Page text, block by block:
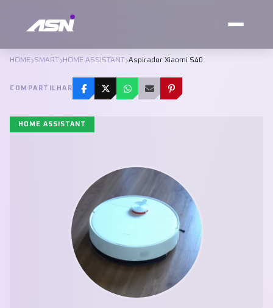
HOME SMART HOME ASSISTANT Aspirador Xiaomi S40
COMPARTILHAR
HOME ASSISTANT